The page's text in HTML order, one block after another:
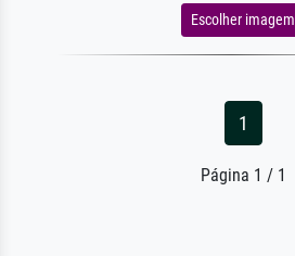
Escolher imagem
1
Página 1 / 1